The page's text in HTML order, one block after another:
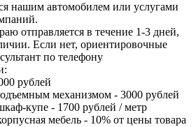
нашим автомобилем или услугами
отправляется в течение 1-3 дней,
Если нет, ориентировочные
по телефону
рублей
механизмом - 3000 рублей
купе - 1700 рублей / метр
мебель - 10% от цены товара